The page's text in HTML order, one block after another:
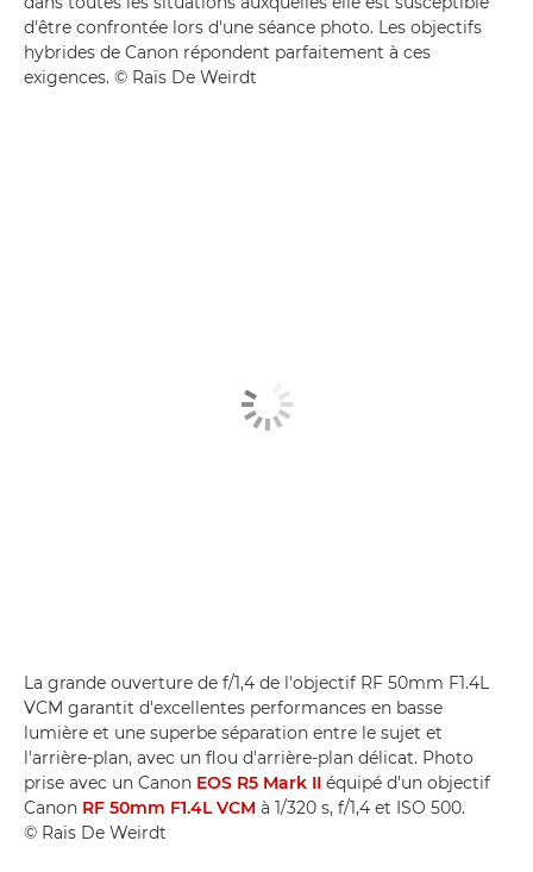
d'être confrontée lors d'une séance photo. Les objectifs
hybrides de Canon répondent parfaitement à ces
exigences. © Raïs De Weirdt
La grande ouverture de f/1,4 de l'objectif RF 50mm F1.4L
VCM garantit d'excellentes performances en basse
lumière et une superbe séparation entre le sujet et
l'arrière-plan, avec un flou d'arrière-plan délicat. Photo
prise avec un Canon EOS R5 Mark II équipé d'un objectif
Canon RF 50mm F1.4L VCM à 1/320 s, f/1,4 et ISO 500.
© Raïs De Weirdt